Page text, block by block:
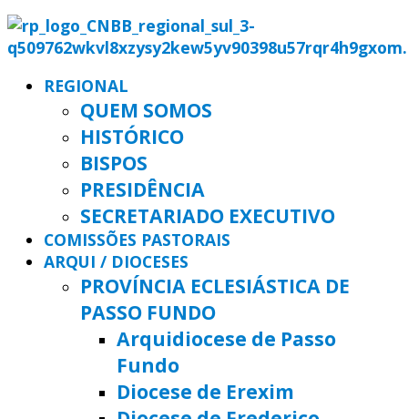
REGIONAL
QUEM SOMOS
HISTÓRICO
BISPOS
PRESIDÊNCIA
SECRETARIADO EXECUTIVO
COMISSÕES PASTORAIS
ARQUI / DIOCESES
PROVÍNCIA ECLESIÁSTICA DE
PASSO FUNDO
Arquidiocese de Passo
Fundo
Diocese de Erexim